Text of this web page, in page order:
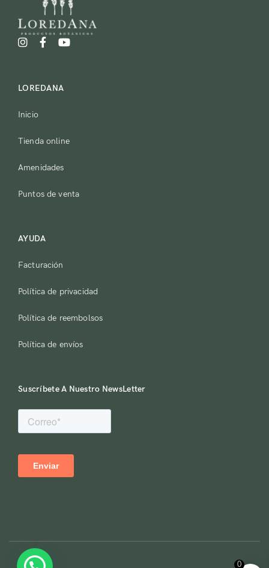
LOREDANA
Inicio
Tienda online
Amenidades
Puntos de venta
AYUDA
Facturación
Política de privacidad
Política de reembolsos
Política de envíos
Suscríbete A Nuestro NewsLetter
0